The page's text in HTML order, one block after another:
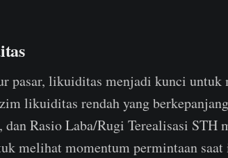
pasar, likuiditas menjadi kunci untuk
likuiditas rendah yang
Rasio Laba/Rugi Terealisasi STH
melihat momentum permintaan